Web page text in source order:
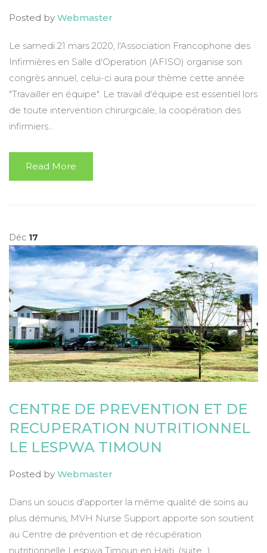
Posted by Webmaster
Le samedi 21 mars 2020, l'Association Francophone des
Infirmières en Salle d'Operation (AFISO) organise son
congrès annuel, celui-ci aura pour thème cette année
"Travailler en équipe". Le travail d'équipe est essentiel lors
de toute intervention chirurgicale, la coopération des
infirmiers...
Read More
Déc 17
CENTRE DE PREVENTION ET DE
RECUPERATION NUTRITIONNEL
LE LESPWA TIMOUN
Posted by Webmaster
Dans un soucis d'apporter la même qualité de soins au
plus démunis, MVH Nurse Support apporte son soutient
au Centre de prévention et de récupération
nutritionnelle Lespwa Timoun en Haïti. (suite…)